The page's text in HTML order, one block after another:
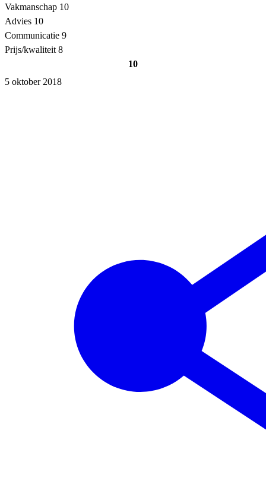
Vakmanschap 10
Advies 10
Communicatie 9
Prijs/kwaliteit 8
10
5 oktober 2018